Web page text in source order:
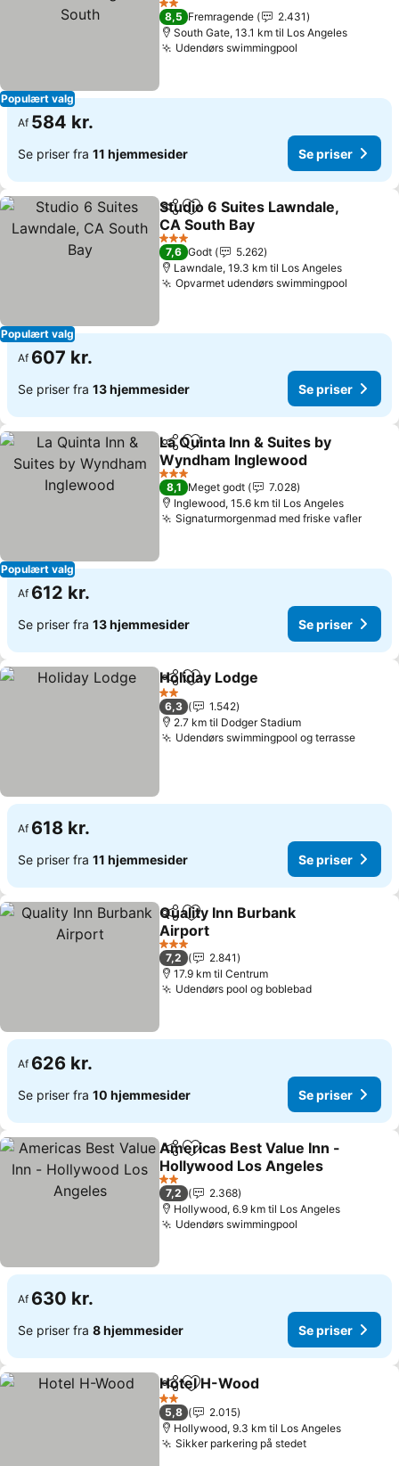
Populært valg
Se priser
2 Stjerner
8,5 Fremragende
2.431
South Gate, 13.1 km til Los Angeles
Udendørs swimmingpool
Af 584 kr.
Se priser fra 11 hjemmesider Se priser
Populært valg
Del Føj til favoritter
Studio 6 Suites Lawndale,
CA South Bay
Se priser
3 Stjerner
7,6 Godt
5.262
Lawndale, 19.3 km til Los Angeles
Opvarmet udendørs swimmingpool
Af 607 kr.
Se priser fra 13 hjemmesider Se priser
Populært valg
Del Føj til favoritter
La Quinta Inn & Suites by
Wyndham Inglewood
Se priser
3 Stjerner
8,1 Meget godt
7.028
Inglewood, 15.6 km til Los Angeles
Signaturmorgenmad med friske vaflerSe
Af 612 kr.
Se priser fra 13 hjemmesider Se priser
Del Føj til favoritter
Holiday Lodge
2 Stjerner
6,3
1.542
2.7 km til Dodger Stadium
Udendørs swimmingpool og terrasseSe
Af 618 kr.
Se priser fra 11 hjemmesider Se priser
Del Føj til favoritter
Quality Inn Burbank
Airport
Se priser
3 Stjerner
7,2
2.841
17.9 km til Centrum
Udendørs pool og boblebadSe priser
Af 626 kr.
Se priser fra 10 hjemmesider Se priser
Del Føj til favoritter
Americas Best Value Inn -
Hollywood Los Angeles
Se priser
2 Stjerner
7,2
2.368
Hollywood, 6.9 km til Los Angeles
Udendørs swimmingpool
Af 630 kr.
Se priser fra 8 hjemmesider Se priser
Del Føj til favoritter
Hotel H-Wood
2 Stjerner
5,8
2.015
Hollywood, 9.3 km til Los Angeles
Sikker parkering på stedetSe priser